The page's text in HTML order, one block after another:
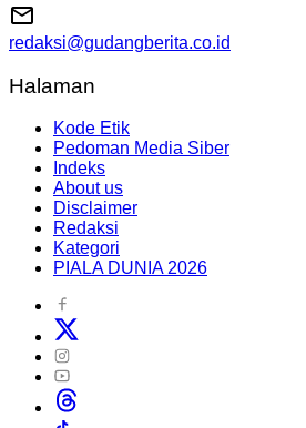
redaksi@gudangberita.co.id
Halaman
Kode Etik
Pedoman Media Siber
Indeks
About us
Disclaimer
Redaksi
Kategori
PIALA DUNIA 2026